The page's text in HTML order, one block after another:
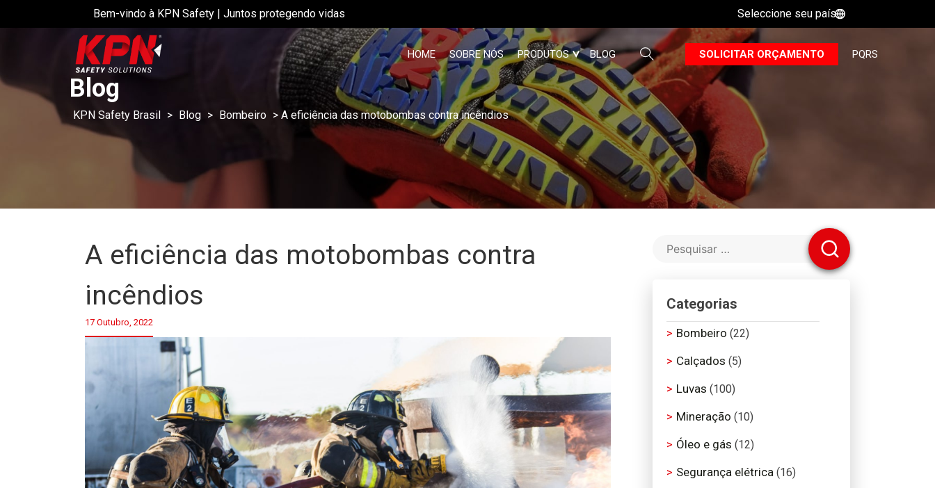
Bem-vindo à KPN Safety | Juntos protegendo vidas Seleccione seu país
HOME SOBRE NÓS PRODUTOS BLOG B SOLICITAR ORÇAMENTO PQRS
Blog
KPN Safety Brasil > Blog > Bombeiro > A eficiência das motobombas contra incêndios
A eficiência das motobombas contra
incêndios
17 Outubro, 2022
Categorias
Bombeiro (22)
Calçados (5)
Luvas (100)
Mineração (10)
Óleo e gás (12)
Segurança elétrica (16)